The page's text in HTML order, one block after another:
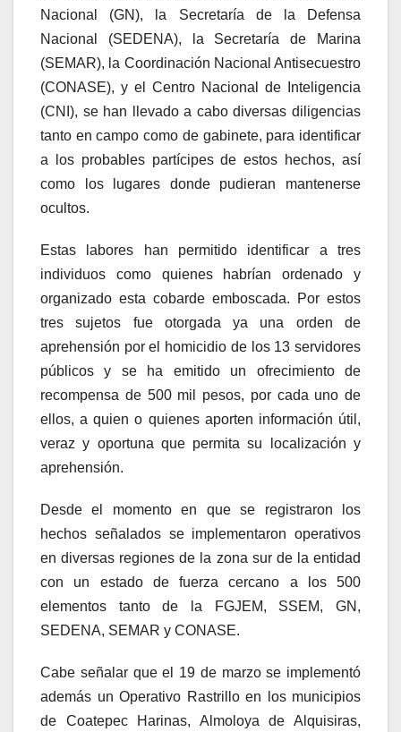
Nacional (GN), la Secretaría de la Defensa
Nacional (SEDENA), la Secretaría de Marina
(SEMAR), la Coordinación Nacional Antisecuestro
(CONASE), y el Centro Nacional de Inteligencia
(CNI), se han llevado a cabo diversas diligencias
tanto en campo como de gabinete, para identificar
a los probables partícipes de estos hechos, así
como los lugares donde pudieran mantenerse
ocultos.
Estas labores han permitido identificar a tres
individuos como quienes habrían ordenado y
organizado esta cobarde emboscada. Por estos
tres sujetos fue otorgada ya una orden de
aprehensión por el homicidio de los 13 servidores
públicos y se ha emitido un ofrecimiento de
recompensa de 500 mil pesos, por cada uno de
ellos, a quien o quienes aporten información útil,
veraz y oportuna que permita su localización y
aprehensión.
Desde el momento en que se registraron los
hechos señalados se implementaron operativos
en diversas regiones de la zona sur de la entidad
con un estado de fuerza cercano a los 500
elementos tanto de la FGJEM, SSEM, GN,
SEDENA, SEMAR y CONASE.
Cabe señalar que el 19 de marzo se implementó
además un Operativo Rastrillo en los municipios
de Coatepec Harinas, Almoloya de Alquisiras,